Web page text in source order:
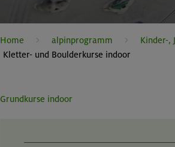
Home alpinprogramm Kinder-,
Kletter- und Boulderkurse indoor
Grundkurse indoor